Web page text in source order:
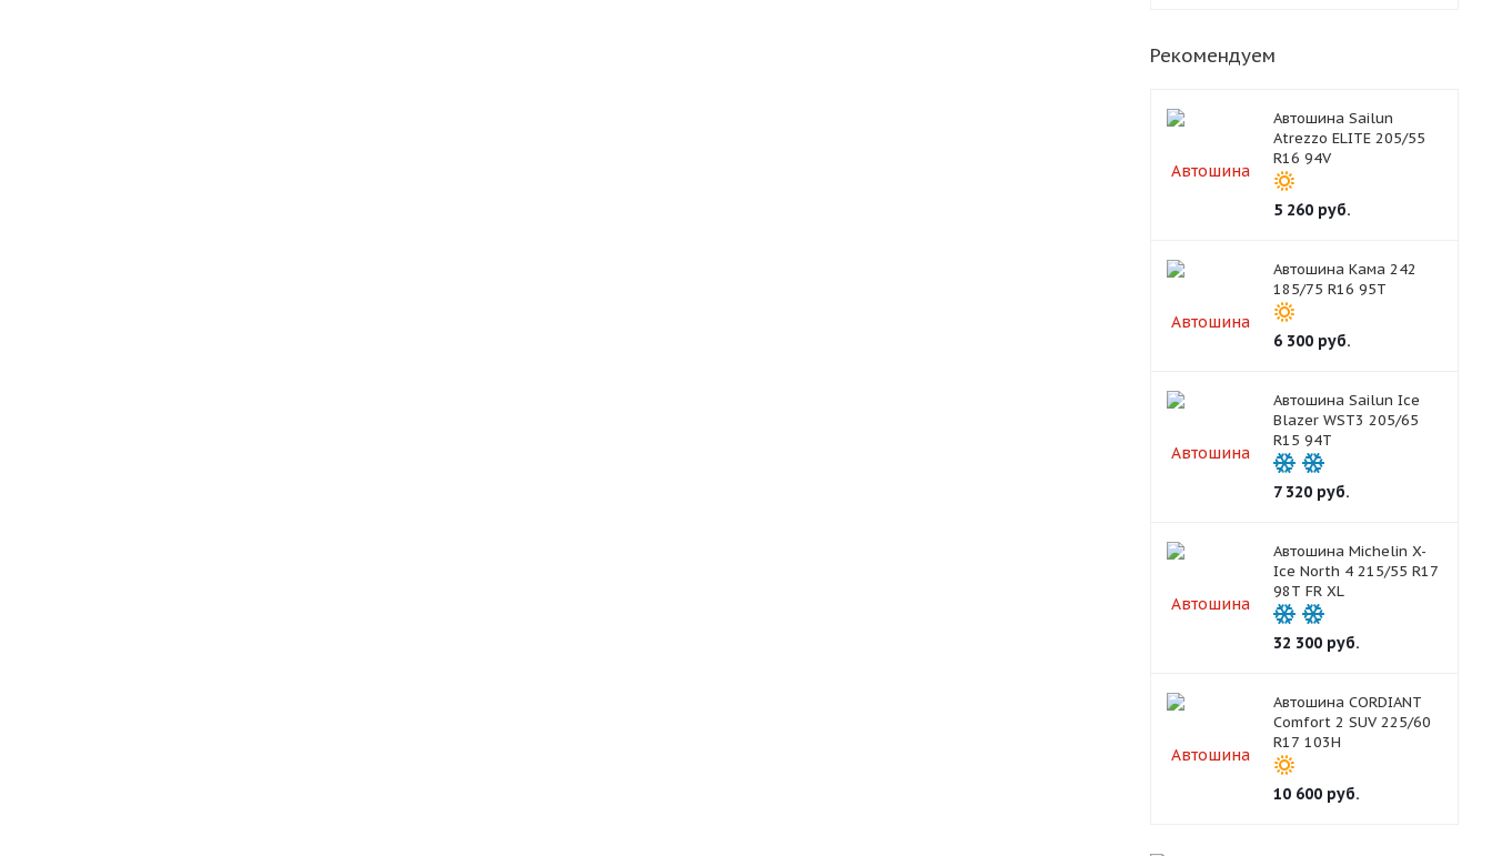
Рекомендуем
Автошина Sailun
Atrezzo ELITE 205/55
R16 94V
5 260руб.
Автошина Кама 242
185/75 R16 95T
6 300руб.
Автошина Sailun Ice
Blazer WST3 205/65
R15 94T
7 320руб.
Автошина Michelin X-
Ice North 4 215/55 R17
98T FR XL
32 300руб.
Автошина CORDIANT
Comfort 2 SUV 225/60
R17 103H
10 600руб.